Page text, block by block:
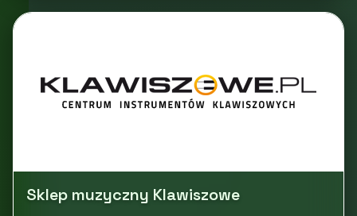
Sklep muzyczny Klawiszowe